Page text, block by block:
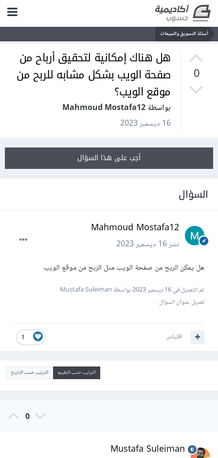
أسئلة التسويق والمبيعات
0
هل هناك إمكانية لتحقيق أرباح من
صفحة الويب بشكل مشابه للربح من
موقع الويب؟
بواسطة Mahmoud Mostafa12
16 ديسمبر 2023
أجب على هذا السؤال
السؤال
Mahmoud Mostafa12
نشر16 ديسمبر 2023
هل يمكن الربح من صفحة الويب مثل الربح من موقع الويب
تم التعديل في16 ديسمبر 2023
بواسطة Mustafa Suleiman
تعديل عنوان السؤال
1 اقتباس
الترتيب حسب التقييم الترتيب حسب التاريخ
0
Mustafa Suleiman